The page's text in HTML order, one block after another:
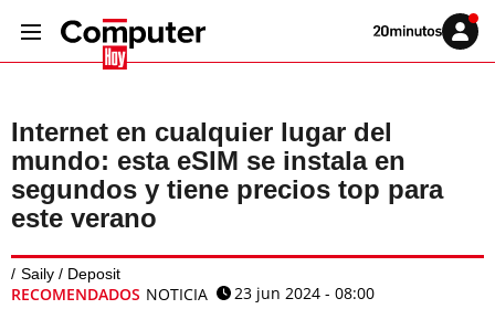
Volver
Iniciar
sesión
Internet en cualquier lugar del
mundo: esta eSIM se instala en
segundos y tiene precios top para
este verano
Saily / Deposit
RECOMENDADOS NOTICIA
23 jun 2024 - 08:00